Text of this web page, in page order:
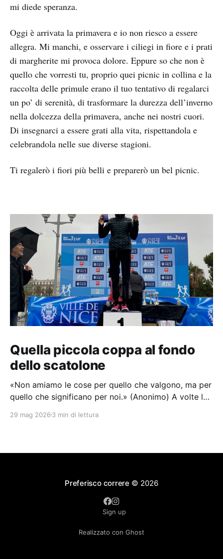
mi diede speranza.
Oggi è arrivata la primavera e io non riesco a essere
allegra. Mi manchi, e osservare i ciliegi in fiore e i prati
di margherite mi provoca dolore. Eppure so che non è
quello che vorresti tu, proprio quei picnic in collina e la
raccolta delle primule erano il tuo tentativo di regalarci
un po’ di serenità, di trasformare la durezza dell’inverno
nella dolcezza della primavera, anche nei nostri cuori.
Di insegnarci a essere grati alla vita, rispettandola e
celebrandola nelle sue diverse stagioni.
Ti regalerò i fiori più belli e preparerò un bel picnic.
Quella piccola coppa al fondo
dello scatolone
«Non amiamo le cose per quello che valgono, ma per
quello che significano per noi.» (Anonimo) A volte le
rumore, travestite da giorno qualunque. Ogni volta
29 mag 2026 3 min di lettura
Preferisco correre © 2026
Sign up
Realizzato con Ghost